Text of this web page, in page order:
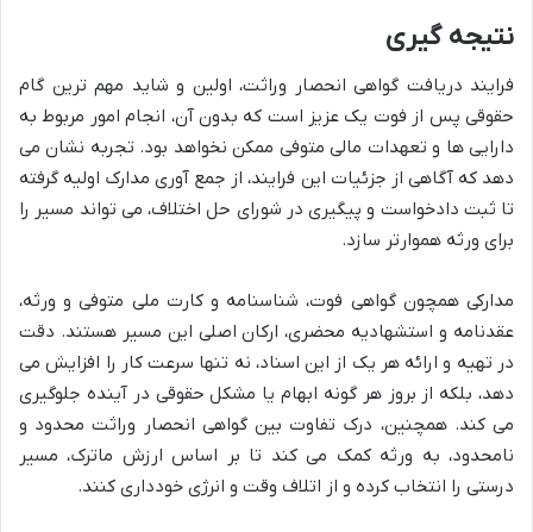
نتیجه گیری
فرایند دریافت گواهی انحصار وراثت، اولین و شاید مهم ترین گام
حقوقی پس از فوت یک عزیز است که بدون آن، انجام امور مربوط به
دارایی ها و تعهدات مالی متوفی ممکن نخواهد بود. تجربه نشان می
دهد که آگاهی از جزئیات این فرایند، از جمع آوری مدارک اولیه گرفته
تا ثبت دادخواست و پیگیری در شورای حل اختلاف، می تواند مسیر را
برای ورثه هموارتر سازد.
مدارکی همچون گواهی فوت، شناسنامه و کارت ملی متوفی و ورثه،
عقدنامه و استشهادیه محضری، ارکان اصلی این مسیر هستند. دقت
در تهیه و ارائه هر یک از این اسناد، نه تنها سرعت کار را افزایش می
دهد، بلکه از بروز هر گونه ابهام یا مشکل حقوقی در آینده جلوگیری
می کند. همچنین، درک تفاوت بین گواهی انحصار وراثت محدود و
نامحدود، به ورثه کمک می کند تا بر اساس ارزش ماترک، مسیر
درستی را انتخاب کرده و از اتلاف وقت و انرژی خودداری کنند.